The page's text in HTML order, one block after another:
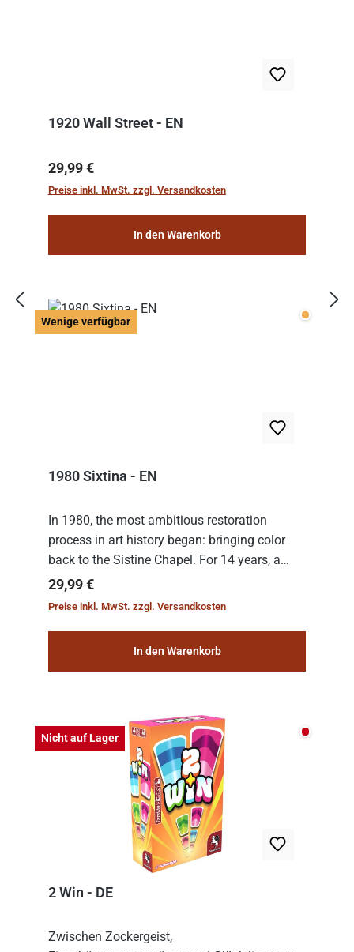
1920 Wall Street - EN
Regulärer Preis:
29,99 €
Preise inkl. MwSt. zzgl. Versandkosten
In den Warenkorb
Wenige verfügbar Wenige
1980 Sixtina - EN
In 1980, the most ambitious restoration
process in art history began: bringing color
back to the Sistine Chapel. For 14 years, a
team of experts from the Vatican undertook
the meticulous job of cleaning and
Regulärer Preis:
29,99 €
Preise inkl. MwSt. zzgl. Versandkosten
In den Warenkorb
Nicht auf Lager Nicht
2 Win - DE
Zwischen Zockergeist,